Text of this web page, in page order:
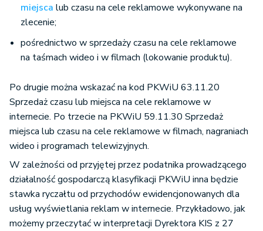
miejsca lub czasu na cele reklamowe wykonywane na
zlecenie;
pośrednictwo w sprzedaży czasu na cele reklamowe
na taśmach wideo i w filmach (lokowanie produktu).
Po drugie można wskazać na kod PKWiU 63.11.20
Sprzedaż czasu lub miejsca na cele reklamowe w
internecie. Po trzecie na PKWiU 59.11.30 Sprzedaż
miejsca lub czasu na cele reklamowe w filmach, nagraniach
wideo i programach telewizyjnych.
W zależności od przyjętej przez podatnika prowadzącego
działalność gospodarczą klasyfikacji PKWiU inna będzie
stawka ryczałtu od przychodów ewidencjonowanych dla
usług wyświetlania reklam w internecie. Przykładowo, jak
możemy przeczytać w interpretacji Dyrektora KIS z 27